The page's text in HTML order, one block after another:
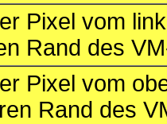
Pixel vom
Rand des
Pixel vom
Rand des